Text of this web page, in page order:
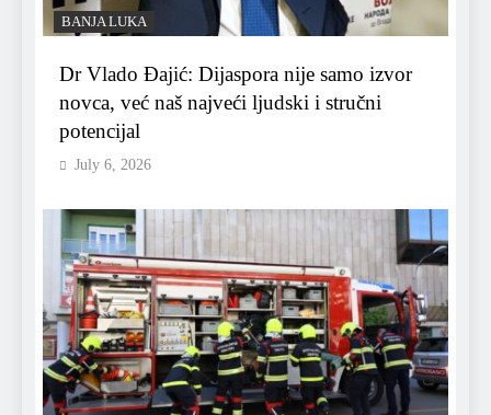
BANJA LUKA
Dr Vlado Đajić: Dijaspora nije samo izvor
novca, već naš najveći ljudski i stručni
potencijal
July 6, 2026